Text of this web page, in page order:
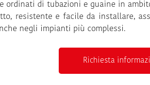
ordinati di tubazioni e guaine in
resistente e facile da installare,
negli impianti più complessi.
Richiesta